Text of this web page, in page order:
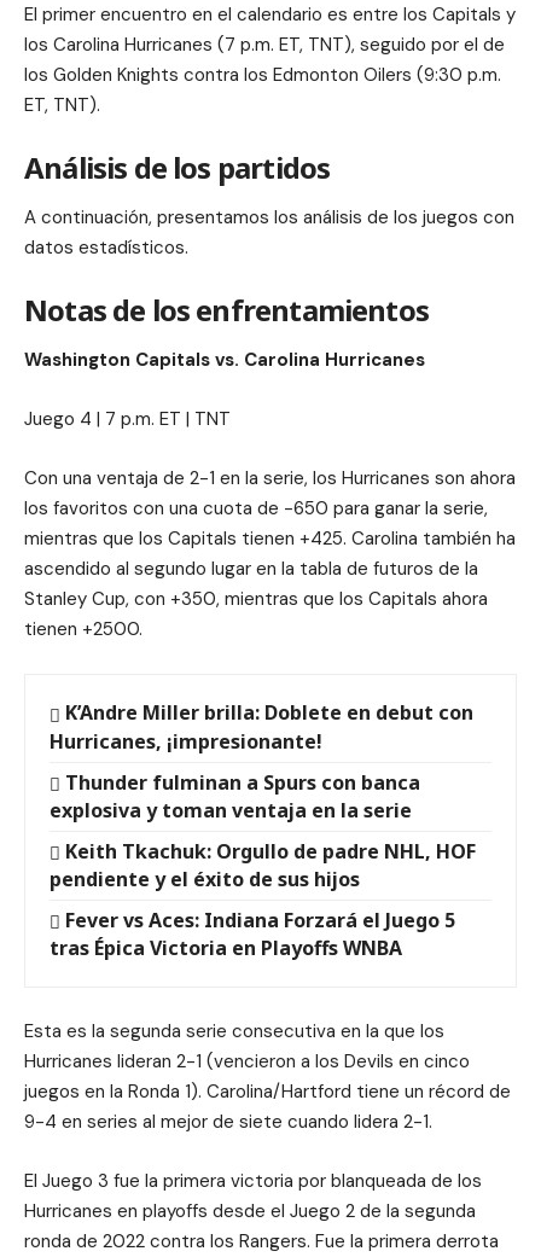
El primer encuentro en el calendario es entre los Capitals y
los Carolina Hurricanes (7 p.m. ET, TNT), seguido por el de
los Golden Knights contra los Edmonton Oilers (9:30 p.m.
ET, TNT).
Análisis de los partidos
A continuación, presentamos los análisis de los juegos con
datos estadísticos.
Notas de los enfrentamientos
Washington Capitals vs. Carolina Hurricanes
Juego 4 | 7 p.m. ET | TNT
Con una ventaja de 2-1 en la serie, los Hurricanes son ahora
los favoritos con una cuota de -650 para ganar la serie,
mientras que los Capitals tienen +425. Carolina también ha
ascendido al segundo lugar en la tabla de futuros de la
Stanley Cup, con +350, mientras que los Capitals ahora
tienen +2500.
K’Andre Miller brilla: Doblete en debut con
Hurricanes, ¡impresionante!
Thunder fulminan a Spurs con banca
explosiva y toman ventaja en la serie
Keith Tkachuk: Orgullo de padre NHL, HOF
pendiente y el éxito de sus hijos
Fever vs Aces: Indiana Forzará el Juego 5
tras Épica Victoria en Playoffs WNBA
Esta es la segunda serie consecutiva en la que los
Hurricanes lideran 2-1 (vencieron a los Devils en cinco
juegos en la Ronda 1). Carolina/Hartford tiene un récord de
9-4 en series al mejor de siete cuando lidera 2-1.
El Juego 3 fue la primera victoria por blanqueada de los
Hurricanes en playoffs desde el Juego 2 de la segunda
ronda de 2022 contra los Rangers. Fue la primera derrota